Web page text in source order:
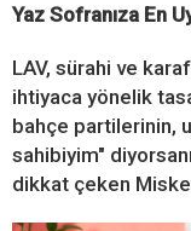
Yaz Sofranıza En
LAV, sürahi ve
ihtiyaca yönelik
bahçe partilerinin,
sahibiyim"
dikkat çeken